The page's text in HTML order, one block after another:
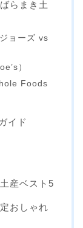
らまき土
ョーズ vs
）
Foods
イド
産ベスト5
おしゃれ